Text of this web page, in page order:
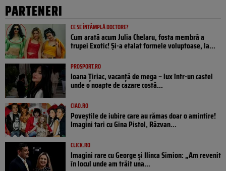
PARTENERI
CE SE ÎNTÂMPLĂ DOCTORE?
Cum arată acum Julia Chelaru, fosta membră a
trupei Exotic! Și-a etalat formele voluptoase, la...
PROSPORT.RO
Ioana Țiriac, vacanță de mega – lux într-un castel
unde o noapte de cazare costă...
CIAO.RO
Poveştile de iubire care au rămas doar o amintire!
Imagini tari cu Gina Pistol, Răzvan...
CLICK.RO
Imagini rare cu George și Ilinca Simion: „Am revenit
în locul unde am trăit una...